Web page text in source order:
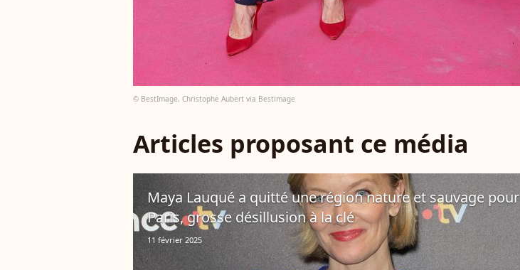
© BestImage, Christophe Aubert via Bestimage
Articles proposant ce média
Maya Lauqué a quitté une région nature et sauvage pour
Paris, grosse désillusion à la clé
11 février 2025